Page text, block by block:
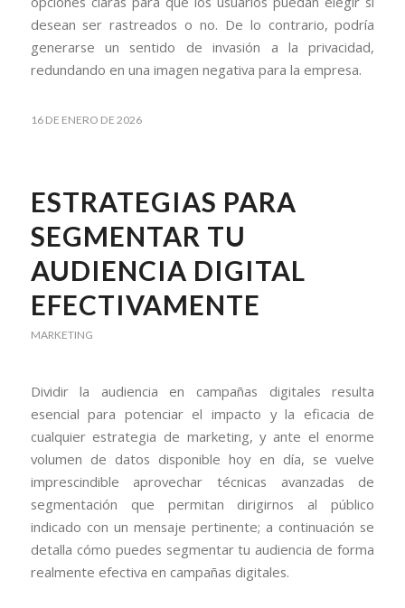
desean ser rastreados o no. De lo contrario, podría
generarse un sentido de invasión a la privacidad,
redundando en una imagen negativa para la empresa.
16 DE ENERO DE 2026
ESTRATEGIAS PARA
SEGMENTAR TU
AUDIENCIA DIGITAL
EFECTIVAMENTE
MARKETING
Dividir la audiencia en campañas digitales resulta
esencial para potenciar el impacto y la eficacia de
cualquier estrategia de marketing, y ante el enorme
volumen de datos disponible hoy en día, se vuelve
imprescindible aprovechar técnicas avanzadas de
segmentación que permitan dirigirnos al público
indicado con un mensaje pertinente; a continuación se
detalla cómo puedes segmentar tu audiencia de forma
realmente efectiva en campañas digitales.